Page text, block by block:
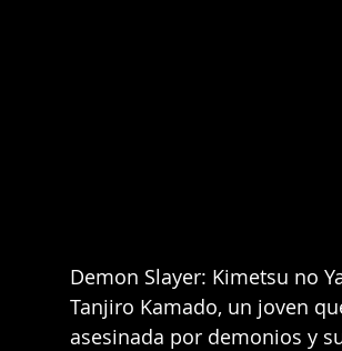
Demon Slayer: Kimetsu no
Tanjiro Kamado, un joven
asesinada por demonios y